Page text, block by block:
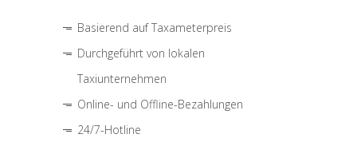
Basierend auf Taxameterpreis
Durchgeführt von lokalen
Taxiunternehmen
Online- und Offline-Bezahlungen
24/7-Hotline